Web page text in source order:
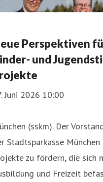
Perspektiven
und
Juni 2026 10:00
(sskm). Der
Stadtsparkasse
zu fördern, die sich
und Freizeit